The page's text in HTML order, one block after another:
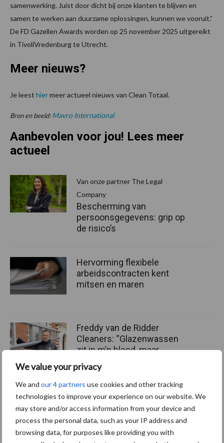
We value your privacy
We and our 4 partners use cookies and other tracking
technologies to improve your experience on our website. We
may store and/or access information from your device and
process the personal data, such as your IP address and
browsing data, for purposes like providing you with
samenwerking. Juist door dicht bij onze klanten te blijven en
samen te werken aan duurzame oplossingen, kunnen we vooruit.”
De FD Gazellen Awards worden op 25 november 2025 uitgereikt
in TivoliVredenburg te Utrecht.
Meer nieuws?
Je leest hiermeer actueel nieuws van Clean Totaal.
Bron en beeld:Mavro International
Aanbevolen voor jou! Lees meer
actueel
Van onze partner The Legal
Company
Bescherming van
persoonsgegevens: grip op
de risico’s
Hervorming flexibele
arbeidscontracten kent
mitsen en maren
Freddy van de Ridder
Cleaners: “Glazenwassen
zit in m’n bloed, maar
innoveren is mijn toekomst”
Thema's Vakpartners